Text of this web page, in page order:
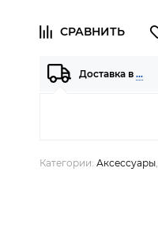
Доставка в …
Категории: Аксессуары,